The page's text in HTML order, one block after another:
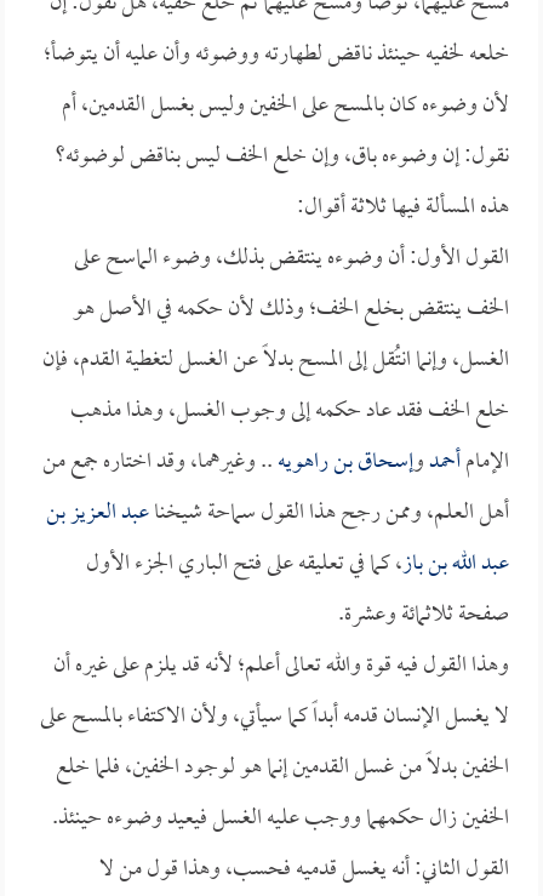
خلعه لخفيه حينئذ ناقض لطهارته ووضوئه وأن عليه أن يتوضأ؛
لأن وضوءه كان بالمسح على الخفين وليس بغسل القدمين، أم
نقول: إن وضوءه باق، وإن خلع الخف ليس بناقض لوضوئه؟
هذه المسألة فيها ثلاثة أقوال:
القول الأول: أن وضوءه ينتقض بذلك، وضوء الماسح على
الخف ينتقض بخلع الخف؛ وذلك لأن حكمه في الأصل هو
الغسل، وإنما انتُقل إلى المسح بدلاً عن الغسل لتغطية القدم، فإن
خلع الخف فقد عاد حكمه إلى وجوب الغسل، وهذا مذهب
الإمامأحمدوإسحاق بن راهويه.. وغيرهما، وقد اختاره جمع من
أهل العلم، وممن رجح هذا القول سماحة شيخناعبد العزيز بن
عبد الله بن باز، كما في تعليقه على فتح الباري الجزء الأول
صفحة ثلاثمائة وعشرة.
وهذا القول فيه قوة والله تعالى أعلم؛ لأنه قد يلزم على غيره أن
لا يغسل الإنسان قدمه أبداً كما سيأتي، ولأن الاكتفاء بالمسح على
الخفين بدلاً من غسل القدمين إنما هو لوجود الخفين، فلما خلع
الخفين زال حكمهما ووجب عليه الغسل فيعيد وضوءه حينئذ.
القول الثاني: أنه يغسل قدميه فحسب، وهذا قول من لا